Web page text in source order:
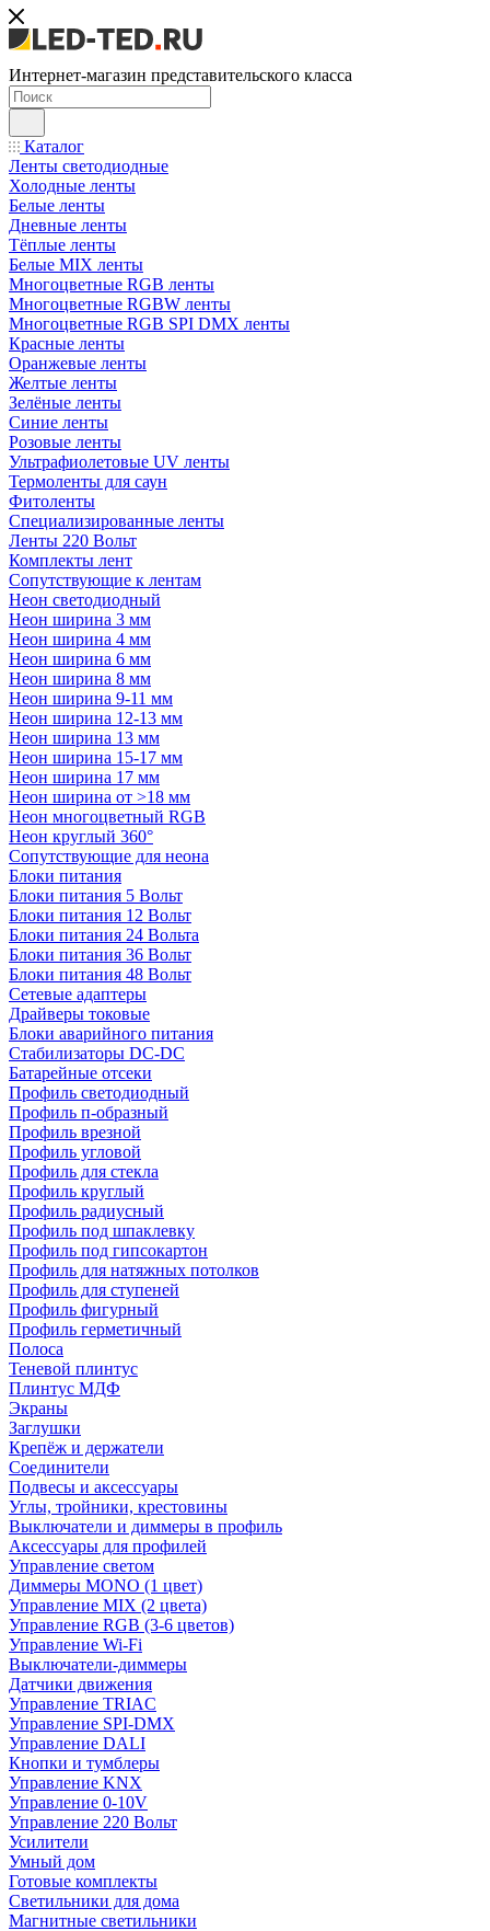
Интернет-магазин представительского класса
Каталог
Ленты светодиодные
Холодные ленты
Белые ленты
Дневные ленты
Тёплые ленты
Белые MIX ленты
Многоцветные RGB ленты
Многоцветные RGBW ленты
Многоцветные RGB SPI DMX ленты
Красные ленты
Оранжевые ленты
Желтые ленты
Зелёные ленты
Синие ленты
Розовые ленты
Ультрафиолетовые UV ленты
Термоленты для саун
Фитоленты
Специализированные ленты
Ленты 220 Вольт
Комплекты лент
Сопутствующие к лентам
Неон светодиодный
Неон ширина 3 мм
Неон ширина 4 мм
Неон ширина 6 мм
Неон ширина 8 мм
Неон ширина 9-11 мм
Неон ширина 12-13 мм
Неон ширина 13 мм
Неон ширина 15-17 мм
Неон ширина 17 мм
Неон ширина от >18 мм
Неон многоцветный RGB
Неон круглый 360°
Сопутствующие для неона
Блоки питания
Блоки питания 5 Вольт
Блоки питания 12 Вольт
Блоки питания 24 Вольта
Блоки питания 36 Вольт
Блоки питания 48 Вольт
Сетевые адаптеры
Драйверы токовые
Блоки аварийного питания
Стабилизаторы DC-DC
Батарейные отсеки
Профиль светодиодный
Профиль п-образный
Профиль врезной
Профиль угловой
Профиль для стекла
Профиль круглый
Профиль радиусный
Профиль под шпаклевку
Профиль под гипсокартон
Профиль для натяжных потолков
Профиль для ступеней
Профиль фигурный
Профиль герметичный
Полоса
Теневой плинтус
Плинтус МДФ
Экраны
Заглушки
Крепёж и держатели
Соединители
Подвесы и аксессуары
Углы, тройники, крестовины
Выключатели и диммеры в профиль
Аксессуары для профилей
Управление светом
Диммеры MONO (1 цвет)
Управление MIX (2 цвета)
Управление RGB (3-6 цветов)
Управление Wi-Fi
Выключатели-диммеры
Датчики движения
Управление TRIAC
Управление SPI-DMX
Управление DALI
Кнопки и тумблеры
Управление KNX
Управление 0-10V
Управление 220 Вольт
Усилители
Умный дом
Готовые комплекты
Светильники для дома
Магнитные светильники